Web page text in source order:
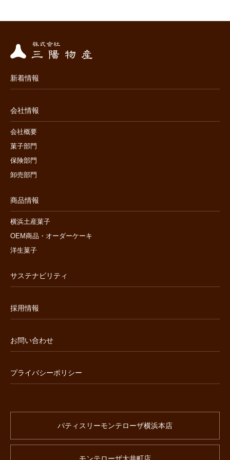
新着情報
会社情報
会社概要
菓子部門
保険部門
卸売部門
商品情報
横浜土産菓子
OEM商品・オーダーケーキ
洋生菓子
サステナビリティ
採用情報
お問い合わせ
プライバシーポリシー
パティスリーモンテローザ横浜本店
モンテローザ大井町店